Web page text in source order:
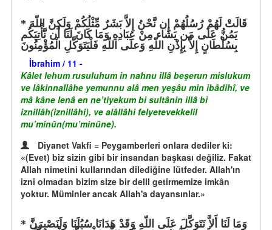
قَالَتْ لَهُمْ رُسُلُهُمْ إِن نَّحْنُ إِلاَّ بَشَرٌ مِّثْلُكُمْ وَلَكِنَّ اللّهَ
يَمُنُّ عَلَى مَن يَشَاء مِنْ عِبَادِهِ وَمَا كَانَ لَنَا أَن نَّأْتِيَكُم
بِسُلْطَانٍ إِلاَّ بِإِذْنِ اللّهِ وَعلَى اللّهِ فَلْيَتَوَكَّلِ الْمُؤْمِنُونَ
İbrahim / 11 -
Kâlet lehum rusuluhum in nahnu illâ beşerun mislukum
ve lâkinnallâhe yemunnu alâ men yeşâu min ibâdihî, ve
mâ kâne lenâ en ne’tiyekum bi sultânin illâ bi
iznillâh(iznillâhi), ve alâllâhi felyetevekkelil
mu’minûn(mu’minûne).
Diyanet Vakfi = Peygamberleri onlara dediler ki:
«(Evet) biz sizin gibi bir insandan başkası değiliz. Fakat
Allah nimetini kullarından dilediğine lütfeder. Allah'ın
izni olmadan bizim size bir delil getirmemize imkân
yoktur. Müminler ancak Allah'a dayansınlar.»